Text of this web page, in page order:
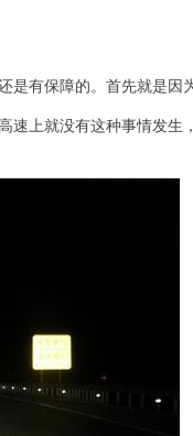
有保障的。首先就是
上就没有这种事情发生